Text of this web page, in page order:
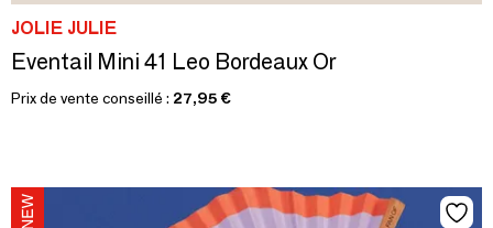
JOLIE JULIE
Eventail Mini 41 Leo Bordeaux Or
Prix de vente conseillé : 27,95 €